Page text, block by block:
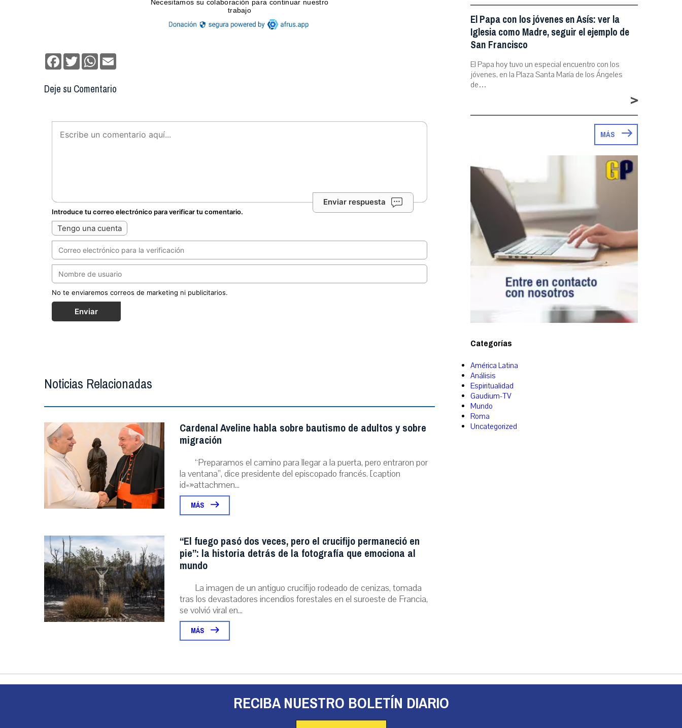
Facebook
TwitterWhatsApp
Deje su Comentario
Enviar respuesta
Introduce tu correo electrónico para verificar tu comentario.
Tengo una cuenta
No te enviaremos correos de marketing ni publicitarios.
Enviar
Noticias Relacionadas
Cardenal Aveline habla sobre bautismo de adultos y sobre
migración
“Preparamos el camino para llegar a la puerta, pero entraron por
la ventana”, dice presidente del episcopado francés. [caption
id=»attachmen...
MÁS
“El fuego pasó dos veces, pero el crucifijo permaneció en
pie”: la historia detrás de la fotografía que emociona al
mundo
La imagen de un antiguo crucifijo rodeado de cenizas, tomada
tras los devastadores incendios forestales en el suroeste de Francia,
se volvió viral en...
MÁS
El Papa con los jóvenes en Asís: ver la
Iglesia como Madre, seguir el ejemplo de
San Francisco
El Papa hoy tuvo un especial encuentro con los
jóvenes, en la Plaza Santa María de los Ángeles
de…
>
MÁS
Categorías
América Latina
Análisis
Espiritualidad
Gaudium-TV
Mundo
Roma
Uncategorized
RECIBA NUESTRO BOLETÍN DIARIO